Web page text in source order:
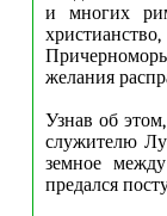
и многих
желания
Узнав об
служителю
земное
предался